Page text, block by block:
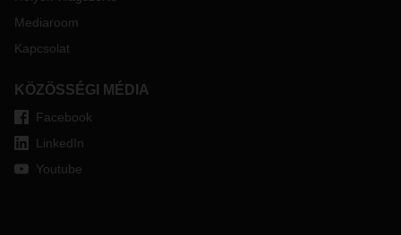
Mediaroom
Kapcsolat
KÖZÖSSÉGI MÉDIA
Facebook
LinkedIn
Youtube